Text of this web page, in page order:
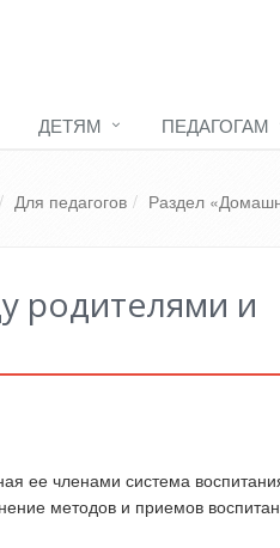
ДЕТЯМ
ПЕДАГОГАМ
Для педагогов Раздел
родителями и
ее членами система
методов и приемов